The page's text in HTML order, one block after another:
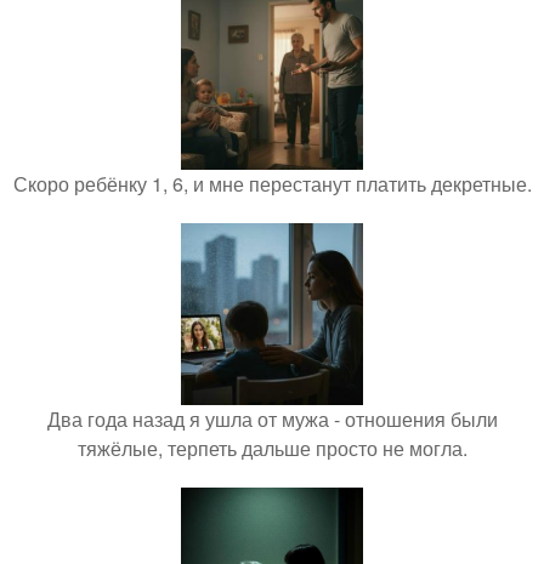
Скоро ребёнку 1, 6, и мне перестанут платить декретные.
Два года назад я ушла от мужа - отношения были
тяжёлые, терпеть дальше просто не могла.